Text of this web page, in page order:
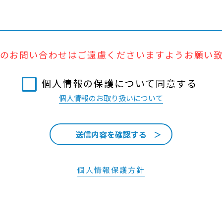
お問い合わせはご遠慮くださいますようお願い致
個人情報の保護について同意する
個人情報のお取り扱いについて
個人情報保護方針